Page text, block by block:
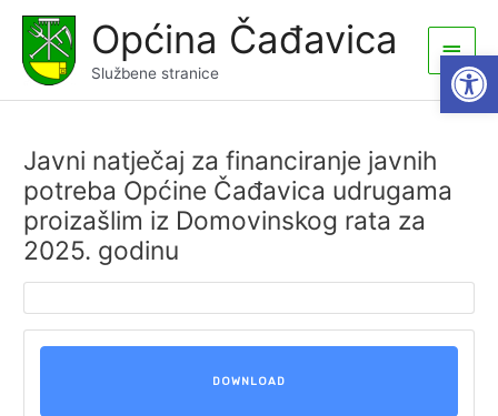
content
Općina Čađavica
Službene stranice
Main
Menu
Javni natječaj za financiranje javnih
potreba Općine Čađavica udrugama
proizašlim iz Domovinskog rata za
2025. godinu
DOWNLOAD